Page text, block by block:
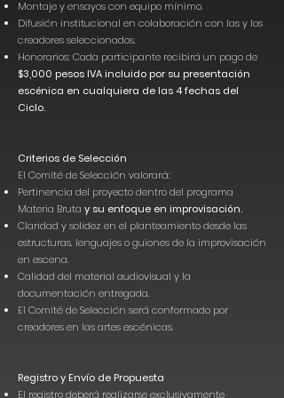
Montaje y ensayos con equipo mínimo.
Difusión institucional en colaboración con las y los
creadores seleccionados.
Honorarios: Cada participante recibirá un pago de
$3,000 pesos IVA incluido por su presentación
escénica en cualquiera de las 4 fechas del
Ciclo.
Criterios de Selección
El Comité de Selección valorará:
Pertinencia del proyecto dentro del programa
Materia Bruta y su enfoque en improvisación.
Claridad y solidez en el planteamiento desde las
estructuras, lenguajes o guiones de la improvisación
en escena.
Calidad del material audiovisual y la
documentación entregada.
El Comité de Selección será conformado por
creadores en las artes escénicas.
Registro y Envío de Propuesta
El registro deberá realizarse exclusivamente